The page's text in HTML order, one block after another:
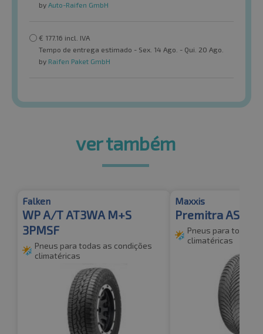
by Auto-Raifen GmbH
€ 177.16 incl. IVA
Tempo de entrega estimado - Sex. 14 Ago. - Qui. 20 Ago.
by Raifen Paket GmbH
ver também
Falken
WP A/T AT3WA M+S
3PMSF
Pneus para todas as condições
climatéricas
Maxxis
Premitra AS
Pneus para todas
climatéricas